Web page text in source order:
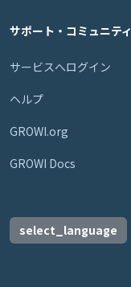
サポート・コミュニティ
サービスへログイン
ヘルプ
GROWI.org
GROWI Docs
select_language